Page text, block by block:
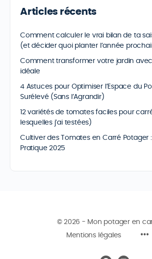
Articles récents
Comment calculer le vrai bilan de ta
(et décider quoi planter l’année
Comment transformer votre jardin
idéale
4 Astuces pour Optimiser l’Espace du
Surélevé (Sans l’Agrandir)
12 variétés de tomates faciles pour
lesquelles j’ai testées)
Cultiver des Tomates en Carré Potager
Pratique 2025
© 2026 - Mon potager en
Mentions légales